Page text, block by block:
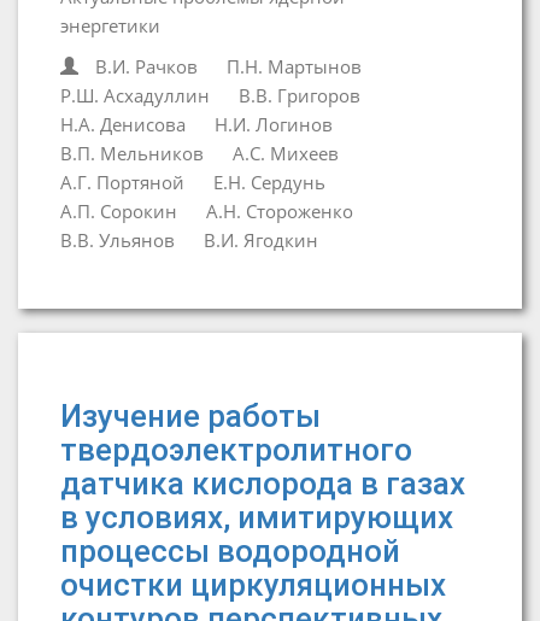
энергетики
В.И. Рачков
П.Н. Мартынов
Р.Ш. Асхадуллин
В.В. Григоров
Н.А. Денисова
Н.И. Логинов
В.П. Мельников
А.С. Михеев
А.Г. Портяной
Е.Н. Сердунь
А.П. Сорокин
А.Н. Стороженко
В.В. Ульянов
В.И. Ягодкин
Изучение работы
твердоэлектролитного
датчика кислорода в газах
в условиях, имитирующих
процессы водородной
очистки циркуляционных